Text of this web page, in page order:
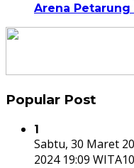
Arena
Popular Post
1
Sabtu, 30 Maret
2024 19:09 WITA